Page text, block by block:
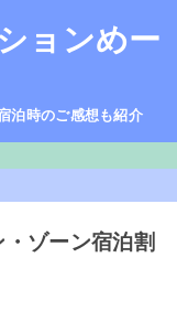
ョンめー
泊時のご感想も紹介
ゾーン宿泊割